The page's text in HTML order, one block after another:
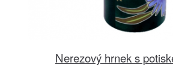
Nerezový hrnek s